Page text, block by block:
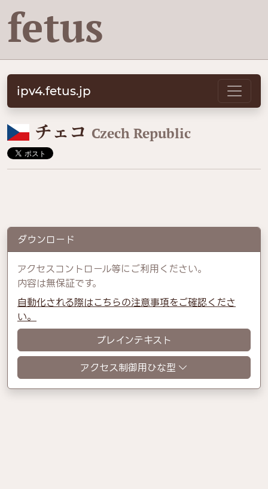
fetus
ipv4.fetus.jp
🇨🇿 チェコ Czech Republic
ダウンロード
アクセスコントロール等にご利用ください。
内容は無保証です。
自動化される際はこちらの注意事項をご確認くださ
い。
プレインテキスト
アクセス制御用ひな型